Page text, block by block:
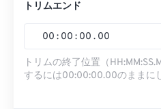
トリムエンド
00 : 00 : 00 . 00
トリムの終了位置（
するには00:00:00.00のままに